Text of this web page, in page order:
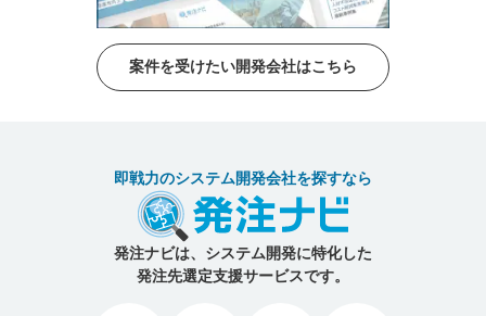
案件を受けたい開発会社はこちら
即戦力のシステム開発会社を探すなら
発注ナビは、システム開発に特化した
発注先選定支援サービスです。